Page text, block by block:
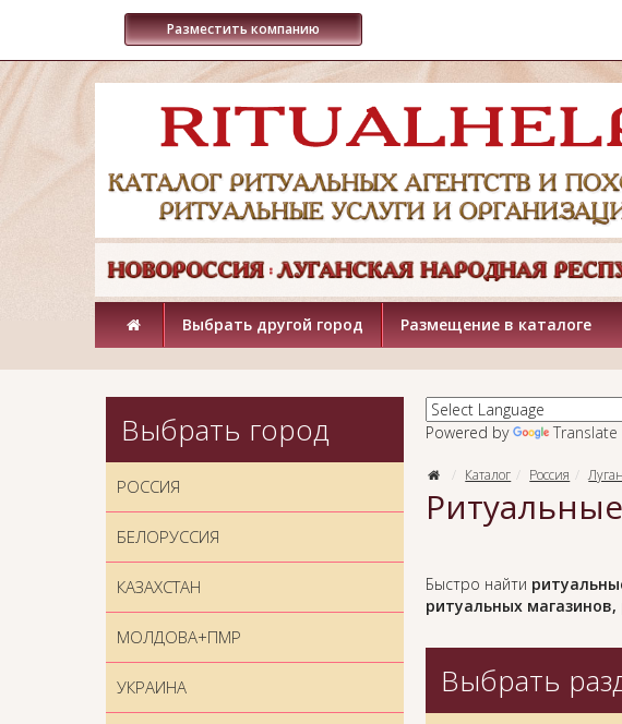
Разместить компанию
Выбрать другой город Размещение в каталоге
Powered by Translate
Каталог Россия
Быстро найти
ритуальных
Выбрать
Выбрать город
РОССИЯ
БЕЛОРУССИЯ
КАЗАХСТАН
МОЛДОВА+ПМР
УКРАИНА